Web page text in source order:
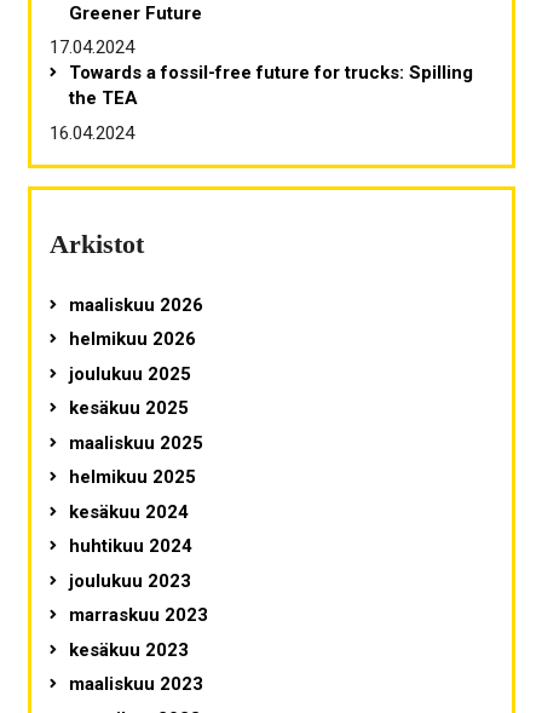
Greener Future
17.04.2024
Towards a fossil-free future for trucks: Spilling
the TEA
16.04.2024
Arkistot
maaliskuu 2026
helmikuu 2026
joulukuu 2025
kesäkuu 2025
maaliskuu 2025
helmikuu 2025
kesäkuu 2024
huhtikuu 2024
joulukuu 2023
marraskuu 2023
kesäkuu 2023
maaliskuu 2023